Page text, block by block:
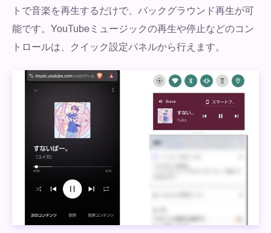
トで音楽を再生するだけで、バックグラウンド再生が可
能です。YouTubeミュージックの再生や停止などのコン
トロールは、クイック設定パネルから行えます。